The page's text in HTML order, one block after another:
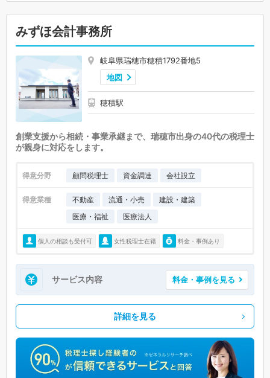
みずほ会計事務所
岐阜県瑞穂市穂積1792番地5
地図
穂積駅
創業支援から相続・事業承継まで、瑞穂市出身の40代の税理士
が親身に対応をします。
得意分野 顧問税理士 資金調達 会社設立
得意業種 不動産 流通・小売
建設・建築
医療・福祉
医療法人
個人の相談も受付可 女性税理士在籍 料金・事例あり
サービス内容 料金・事例を見る
詳細を見る